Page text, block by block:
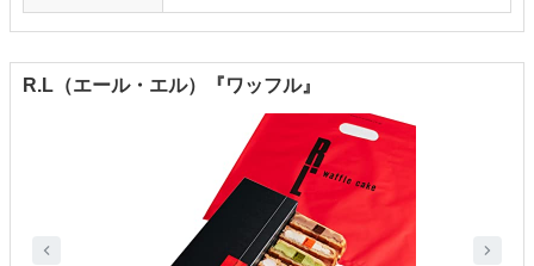
R.L（エール・エル）『ワッフル』